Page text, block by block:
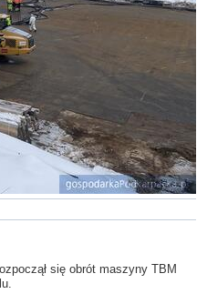
się obrót maszyny TBM
.